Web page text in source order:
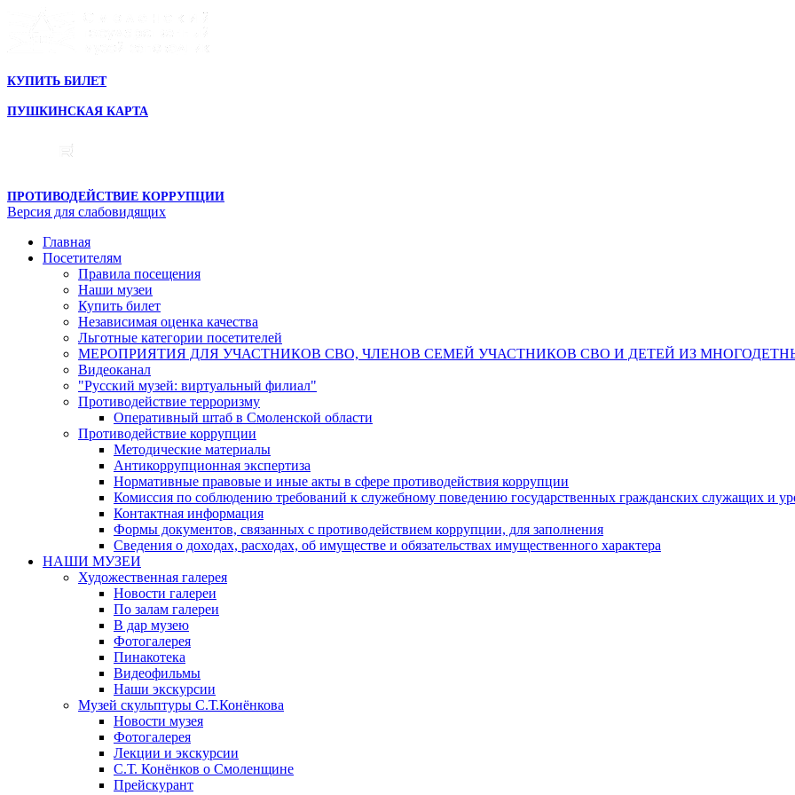
КУПИТЬ БИЛЕТ
ПУШКИНСКАЯ КАРТА
ПРОТИВОДЕЙСТВИЕ КОРРУПЦИИ
Версия для слабовидящих
Главная
Посетителям
Правила посещения
Наши музеи
Купить билет
Независимая оценка качества
Льготные категории посетителей
МЕРОПРИЯТИЯ ДЛЯ УЧАСТНИКОВ СВО, ЧЛЕНОВ СЕМЕЙ УЧАСТНИКОВ СВО И ДЕТЕЙ ИЗ
Видеоканал
"Русский музей: виртуальный филиал"
Противодействие терроризму
Оперативный штаб в Смоленской области
Противодействие коррупции
Методические материалы
Антикоррупционная экспертиза
Нормативные правовые и иные акты в сфере противодействия коррупции
Комиссия по соблюдению требований к служебному поведению государственных гражданских служащих и
Контактная информация
Формы документов, связанных с противодействием коррупции, для заполнения
Сведения о доходах, расходах, об имуществе и обязательствах имущественного характера
НАШИ МУЗЕИ
Художественная галерея
Новости галереи
По залам галереи
В дар музею
Фотогалерея
Пинакотека
Видеофильмы
Наши экскурсии
Музей скульптуры С.Т.Конёнкова
Новости музея
Фотогалерея
Лекции и экскурсии
С.Т. Конёнков о Смоленщине
Прейскурант